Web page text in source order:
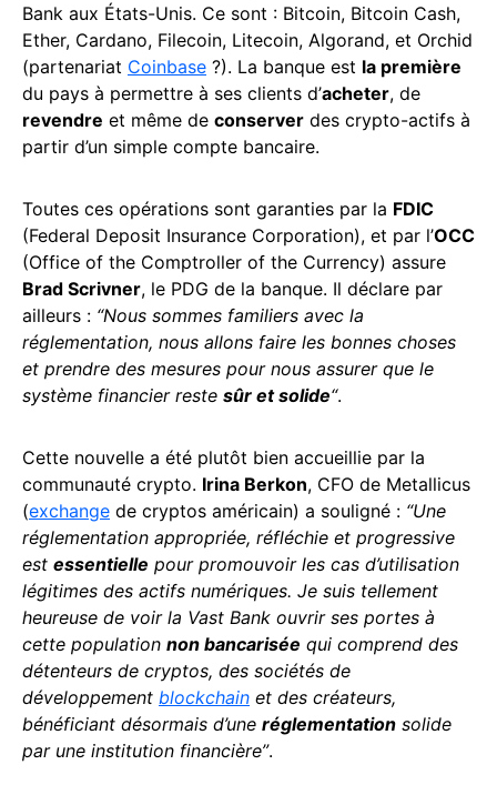
Bank aux États-Unis. Ce sont : Bitcoin, Bitcoin Cash,
Ether, Cardano, Filecoin, Litecoin, Algorand, et Orchid
(partenariat Coinbase ?). La banque est la première
du pays à permettre à ses clients d’acheter, de
revendre et même de conserver des crypto-actifs à
partir d’un simple compte bancaire.
Toutes ces opérations sont garanties par la FDIC
(Federal Deposit Insurance Corporation), et par l’OCC
(Office of the Comptroller of the Currency) assure
Brad Scrivner, le PDG de la banque. Il déclare par
ailleurs : “Nous sommes familiers avec la
réglementation, nous allons faire les bonnes choses
et prendre des mesures pour nous assurer que le
système financier reste sûr et solide“.
Cette nouvelle a été plutôt bien accueillie par la
communauté crypto. Irina Berkon, CFO de Metallicus
(exchange de cryptos américain) a souligné : “Une
réglementation appropriée, réfléchie et progressive
est essentielle pour promouvoir les cas d’utilisation
légitimes des actifs numériques. Je suis tellement
heureuse de voir la Vast Bank ouvrir ses portes à
cette population non bancarisée qui comprend des
détenteurs de cryptos, des sociétés de
développement blockchain et des créateurs,
bénéficiant désormais d’une réglementation solide
par une institution financière”.